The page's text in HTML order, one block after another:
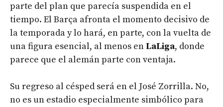
parte del plan que parecía suspendida en el
tiempo. El Barça afronta el momento decisivo de
la temporada y lo hará, en parte, con la vuelta de
una figura esencial, al menos en LaLiga, donde
parece que el alemán parte con ventaja.
Su regreso al césped será en el José Zorrilla. No,
no es un estadio especialmente simbólico para